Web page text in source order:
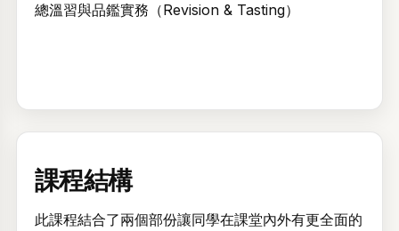
歡迎回來。登入後即可查看和管理您報讀的活動和課程時間表。
電郵
總溫習與品鑑實務（Revision & Tasting）
課程結構
此課程結合了兩個部份讓同學在課堂內外有更全面的